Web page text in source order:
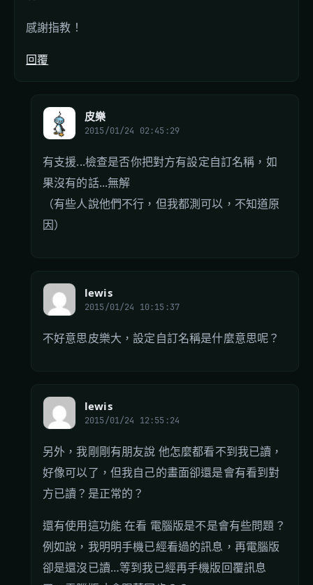
感謝指教！
回覆
皮樂
2015/01/24 02:45:29
有支援...檢查是否你把對方有設定自訂名稱，如
果沒有的話...無解
（有些人說他們不行，但我都測可以，不知道原
因）
lewis
2015/01/24 10:15:37
不好意思皮樂大，設定自訂名稱是什麼意思呢？
lewis
2015/01/24 12:55:24
另外，我剛剛有朋友說 他怎麼都看不到我已讀，
好像可以了，但我自己的畫面卻還是會有看到對
方已讀？是正常的？
還有使用這功能 在看 電腦版是不是會有些問題？
例如說，我明明手機已經看過的訊息，再電腦版
卻是還沒已讀…等到我已經再手機版回覆訊息